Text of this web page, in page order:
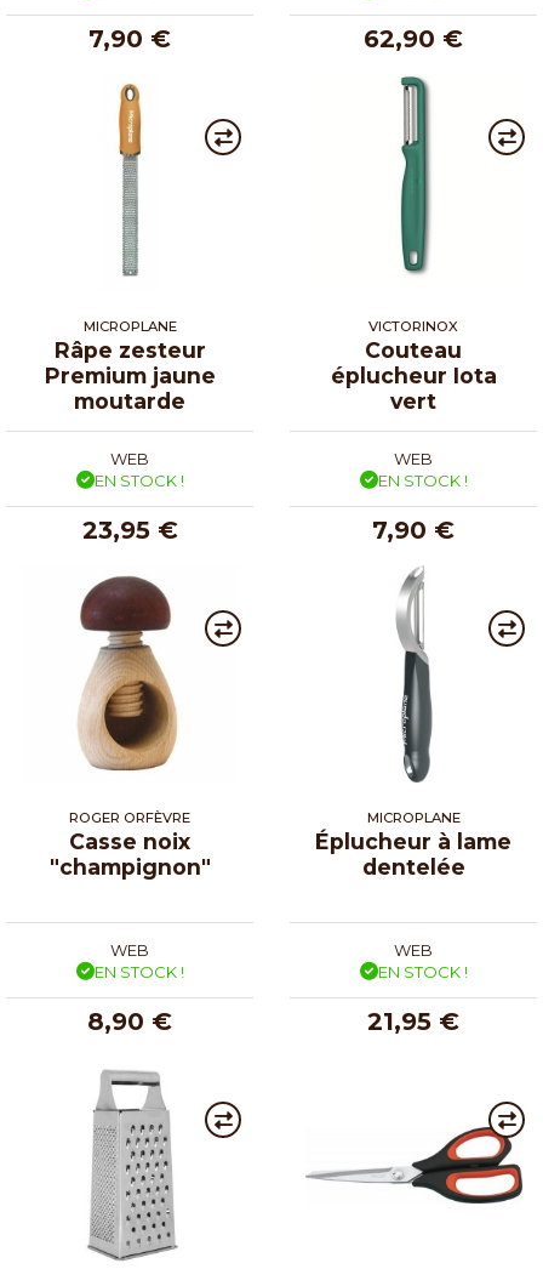
7,90 € 62,90 €
MICROPLANE
Râpe zesteur
Premium jaune
moutarde
WEB
EN STOCK !
23,95 €
VICTORINOX
Couteau
éplucheur Iota
vert
WEB
EN STOCK !
7,90 €
ROGER ORFÈVRE
Casse noix
"champignon"
WEB
EN STOCK !
8,90 €
MICROPLANE
Éplucheur à lame
dentelée
WEB
EN STOCK !
21,95 €